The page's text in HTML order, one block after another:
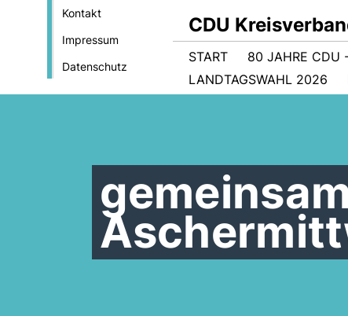
Kontakt
Impressum
Datenschutz
CDU
START 80 JAHRE CDU
LANDTAGSWAHL 2026